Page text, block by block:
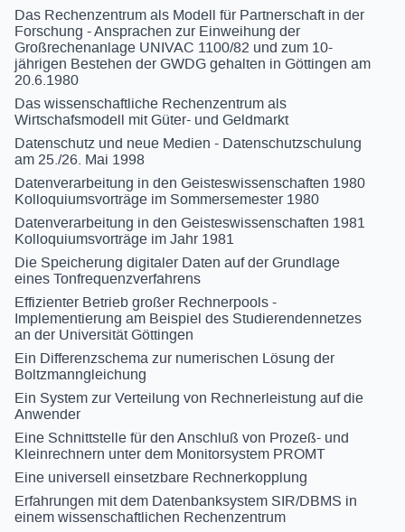
Das Rechenzentrum als Modell für Partnerschaft in der
Forschung - Ansprachen zur Einweihung der
Großrechenanlage UNIVAC 1100/82 und zum 10-
jährigen Bestehen der GWDG gehalten in Göttingen am
20.6.1980
Das wissenschaftliche Rechenzentrum als
Wirtschafsmodell mit Güter- und Geldmarkt
Datenschutz und neue Medien - Datenschutzschulung
am 25./26. Mai 1998
Datenverarbeitung in den Geisteswissenschaften 1980
Kolloquiumsvorträge im Sommersemester 1980
Datenverarbeitung in den Geisteswissenschaften 1981
Kolloquiumsvorträge im Jahr 1981
Die Speicherung digitaler Daten auf der Grundlage
eines Tonfrequenzverfahrens
Effizienter Betrieb großer Rechnerpools -
Implementierung am Beispiel des Studierendennetzes
an der Universität Göttingen
Ein Differenzschema zur numerischen Lösung der
Boltzmanngleichung
Ein System zur Verteilung von Rechnerleistung auf die
Anwender
Eine Schnittstelle für den Anschluß von Prozeß- und
Kleinrechnern unter dem Monitorsystem PROMT
Eine universell einsetzbare Rechnerkopplung
Erfahrungen mit dem Datenbanksystem SIR/DBMS in
einem wissenschaftlichen Rechenzentrum